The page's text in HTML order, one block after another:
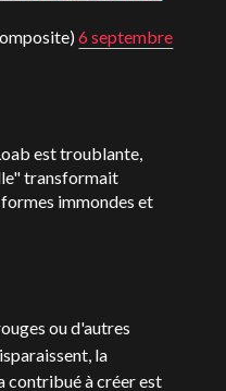
6 septembre
est troublante,
transformait
immondes et
ou d'autres
la
contribué à créer est